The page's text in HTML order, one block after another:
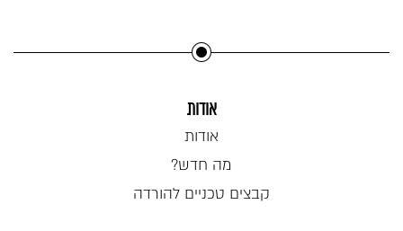
אודות
אודות
מה חדש?
קבצים טכניים להורדה